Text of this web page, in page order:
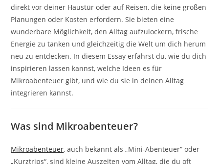
direkt vor deiner Haustür oder auf Reisen, die keine großen
Planungen oder Kosten erfordern. Sie bieten eine
wunderbare Möglichkeit, den Alltag aufzulockern, frische
Energie zu tanken und gleichzeitig die Welt um dich herum
neu zu entdecken. In diesem Essay erfährst du, wie du dich
inspirieren lassen kannst, welche Ideen es für
Mikroabenteuer gibt, und wie du sie in deinen Alltag
integrieren kannst.
Was sind Mikroabenteuer?
Mikroabenteuer, auch bekannt als „Mini-Abenteuer“ oder
„Kurztrips“, sind kleine Auszeiten vom Alltag, die du oft